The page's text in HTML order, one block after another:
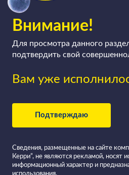
Внимание!
Для просмотра данного
подтвердить свой
Вам уже
Подтверждаю
Сведения, размещенные на сайте
Керри”, не являются рекламой, носят
информационный характер и